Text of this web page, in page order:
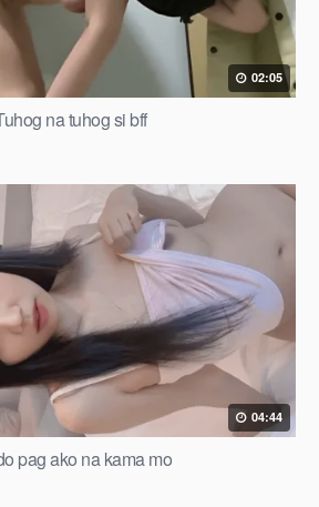
02:05
na tuhog si bff
04:44
pag ako na kama mo